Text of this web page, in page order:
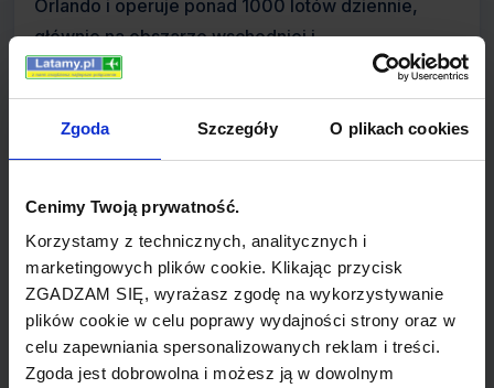
Zgoda Szczegóły O plikach cookies
Cenimy Twoją prywatność.
Korzystamy z technicznych, analitycznych i
marketingowych plików cookie. Klikając przycisk
ZGADZAM SIĘ, wyrażasz zgodę na wykorzystywanie
plików cookie w celu poprawy wydajności strony oraz w
celu zapewniania spersonalizowanych reklam i treści.
Zgoda jest dobrowolna i możesz ją w dowolnym
Orlando i operuje ponad 1000 lotów dziennie,
głównie na obszarze wschodniej i
środkowozachodniej części USA. Podstawowe
porty lotnicze linii to Hartsfield-Jackson Atlanta
International Airport, skąd dziennie odlatuje ponad
270 maszyn, oraz General Mitchell International
pomocniczymi pozostają Baltimore-Washington
International Thurgood Marshall Airport i Orlando
International Airport.
AirTran Airways sięga korzeniami do roku 1992
kiedy to utworzono linie ValuJet Airlines w Georgii,